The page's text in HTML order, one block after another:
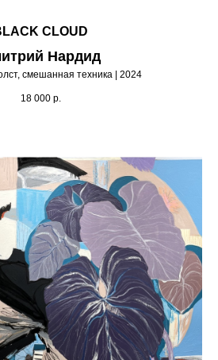
CLOUD
Нардид
смешанная техника | 2024
18 000 р.